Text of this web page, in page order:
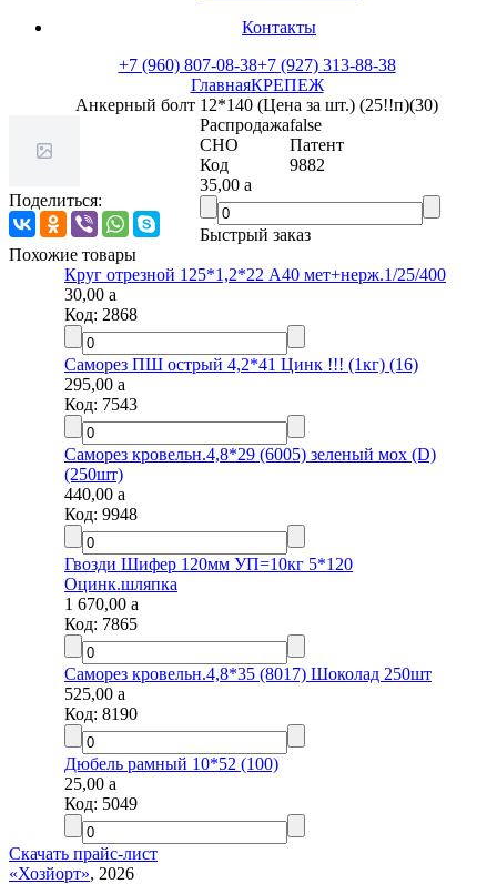
Контакты
+7 (960) 807-08-38+7 (927) 313-88-38
ГлавнаяКРЕПЕЖ
Анкерный болт 12*140 (Цена за шт.) (25!!п)(30)
Поделиться:
Распродажаfalse
СНО
Патент
Код
9882
35,00a
Быстрый заказ
Похожие товары
Круг отрезной 125*1,2*22 А40 мет+нерж.1/25/400
30,00a
Код:2868
Саморез ПШ острый 4,2*41 Цинк !!! (1кг) (16)
295,00a
Код:7543
Саморез кровельн.4,8*29 (6005) зеленый мох (D)
(250шт)
440,00a
Код:9948
Гвозди Шифер 120мм УП=10кг 5*120
Оцинк.шляпка
1 670,00a
Код:7865
Саморез кровельн.4,8*35 (8017) Шоколад 250шт
525,00a
Код:8190
Дюбель рамный 10*52 (100)
25,00a
Код:5049
Скачать прайс-лист
«Хозйорт», 2026